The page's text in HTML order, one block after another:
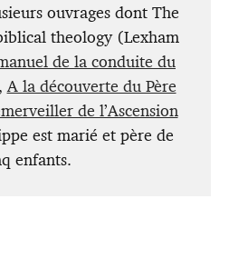
ouvrages dont The
theology (Lexham
de la conduite du
A la découverte du Père
de l’Ascension
est marié et père de
enfants.